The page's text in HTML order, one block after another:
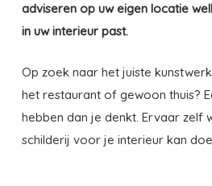
adviseren op uw eigen locatie
in uw interieur past.
Op zoek naar het juiste
het restaurant of gewoon thuis?
hebben dan je denkt. Ervaar zelf
schilderij voor je interieur kan